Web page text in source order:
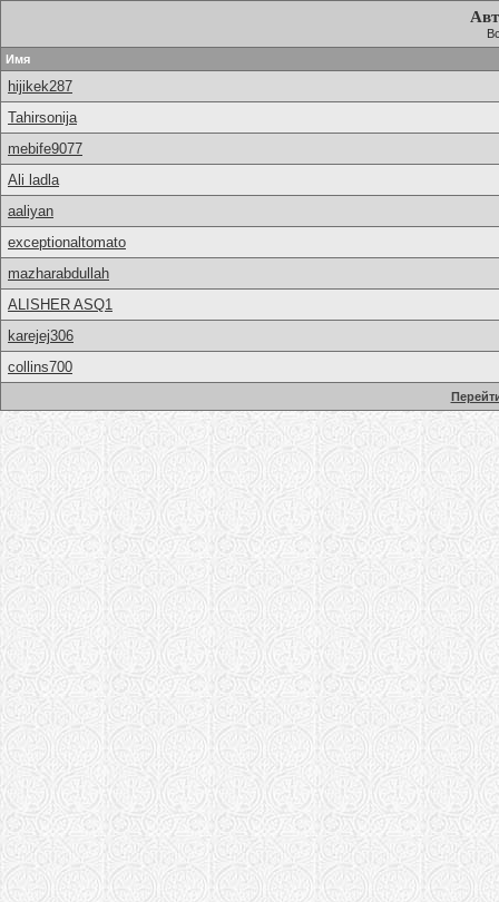
Имя
hijikek287
Tahirsonija
mebife9077
Ali ladla
aaliyan
exceptionaltomato
mazharabdullah
ALISHER ASQ1
karejej306
collins700